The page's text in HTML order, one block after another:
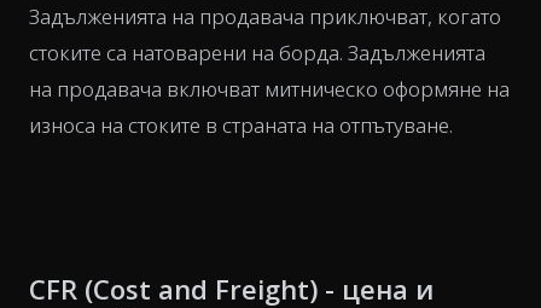
Задълженията на продавача приключват, когато
стоките са натоварени на борда. Задълженията
на продавача включват митническо оформяне на
износа на стоките в страната на отпътуване.
CFR (Cost and Freight) - цена и